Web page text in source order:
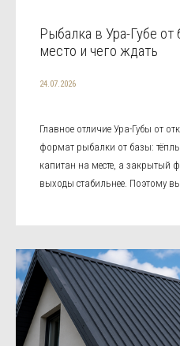
Рыбалка в Ура-Губе от
место и чего ждать
24.07.2026
Главное отличие Ура-Губы от
формат рыбалки от базы:
капитан на месте, а закрытый
выходы стабильнее. Поэтому